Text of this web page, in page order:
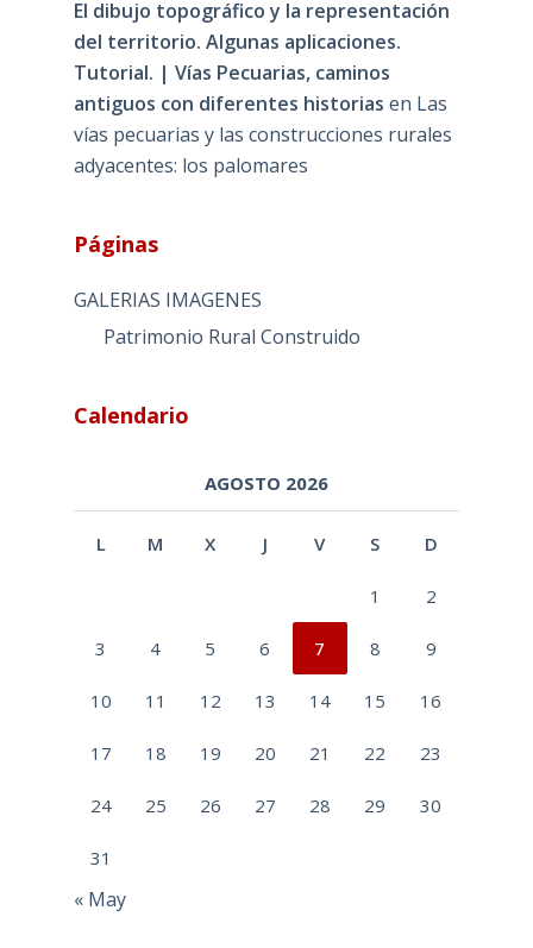
El dibujo topográfico y la representación
del territorio. Algunas aplicaciones.
Tutorial. | Vías Pecuarias, caminos
antiguos con diferentes historias en Las
vías pecuarias y las construcciones rurales
adyacentes: los palomares
Páginas
GALERIAS IMAGENES
Patrimonio Rural Construido
Calendario
AGOSTO 2026
L M X J V S D
1 2
3 4 5 6 7 8 9
10 11 12 13 14 15 16
17 18 19 20 21 22 23
24 25 26 27 28 29 30
31
« May